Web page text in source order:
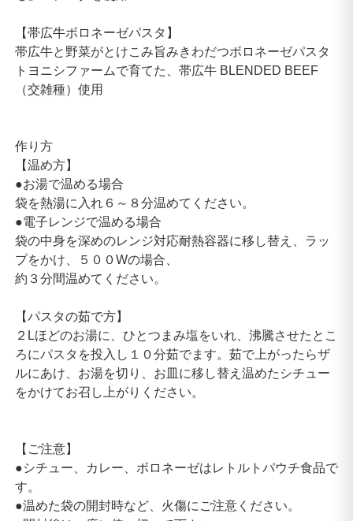
【帯広牛ボロネーゼパスタ】
帯広牛と野菜がとけこみ旨みきわだつボロネーゼパスタ
トヨニシファームで育てた、帯広牛 BLENDED BEEF
（交雑種）使用
作り方
【温め方】
●お湯で温める場合
袋を熱湯に入れ６～８分温めてください。
●電子レンジで温める場合
袋の中身を深めのレンジ対応耐熱容器に移し替え、ラッ
プをかけ、５００Wの場合、
約３分間温めてください。
【パスタの茹で方】
２Lほどのお湯に、ひとつまみ塩をいれ、沸騰させたとこ
ろにパスタを投入し１０分茹でます。茹で上がったらザ
ルにあけ、お湯を切り、お皿に移し替え温めたシチュー
をかけてお召し上がりください。
【ご注意】
●シチュー、カレー、ボロネーゼはレトルトパウチ食品で
す。
●温めた袋の開封時など、火傷にご注意ください。